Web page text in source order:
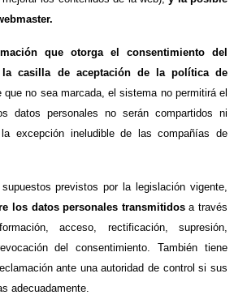
que otorga el consentimiento del
la casilla de aceptación de la política de
que no sea marcada, el sistema no permitirá el
datos personales no serán compartidos ni
excepción ineludible de las compañías de
previstos por la legislación vigente,
los datos personales transmitidosa través
acceso, rectificación, supresión,
del consentimiento. También tiene
ante una autoridad de control si sus
adecuadamente.